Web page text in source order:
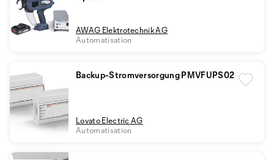
AWAG Elektrotechnik AG
Automatisation
Backup-Stromversorgung PMVFUPS02
Lovato Electric AG
Automatisation